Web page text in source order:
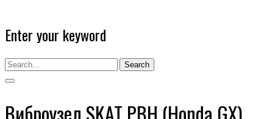
Enter your keyword
Search